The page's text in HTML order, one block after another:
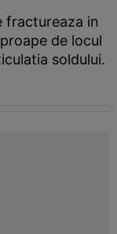
fractureaza in
de locul
soldului.